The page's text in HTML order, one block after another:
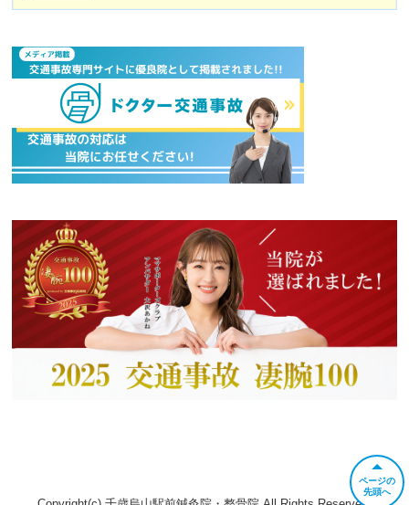
ページの
先頭へ